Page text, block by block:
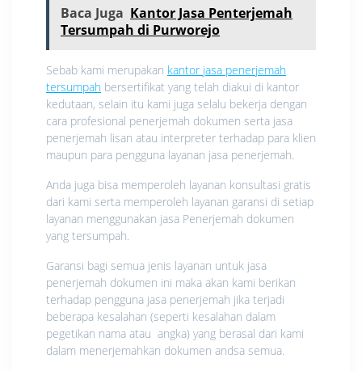
Baca Juga Kantor Jasa Penterjemah
Tersumpah di Purworejo
Sebab kami merupakan kantor jasa penerjemah
tersumpah bersertifikat yang telah diakui di kantor
kedutaan, selain itu kami juga selalu bekerja dengan
cara profesional penerjemah dokumen serta jasa
penerjemah lisan atau interpreter terhadap para klien
maupun para pengguna layanan jasa penerjemah.
Anda juga bisa memperoleh layanan konsultasi gratis
dari kami serta memperoleh layanan garansi di setiap
layanan menggunakan jasa Penerjemah dokumen
yang tersumpah.
Garansi bagi semua jenis layanan untuk jasa
penerjemah dokumen ini maka akan kami berikan
terhadap pengguna jasa penerjemah jika terjadi
beberapa kesalahan (seperti kesalahan dalam
pegetikan nama atau angka) yang berasal dari kami
dalam menerjemahkan dokumen andsa semua.